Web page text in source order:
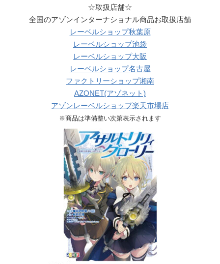
☆取扱店舗☆
全国のアゾンインターナショナル商品お取扱店舗
レーベルショップ秋葉原
レーベルショップ池袋
レーベルショップ大阪
レーベルショップ名古屋
ファクトリーショップ湘南
AZONET(アゾネット)
アゾンレーベルショップ楽天市場店
※商品は準備整い次第表示されます